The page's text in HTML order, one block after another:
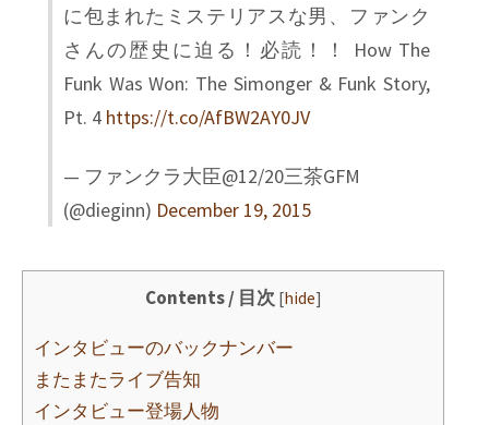
に包まれたミステリアスな男、ファンク
さんの歴史に迫る！必読！！ How The
Funk Was Won: The Simonger & Funk Story,
Pt. 4 https://t.co/AfBW2AY0JV
— ファンクラ大臣@12/20三茶GFM
(@dieginn) December 19, 2015
Contents / 目次 [hide]
インタビューのバックナンバー
またまたライブ告知
インタビュー登場人物